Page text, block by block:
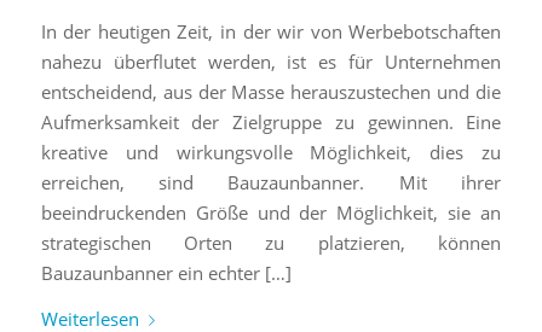
In der heutigen Zeit, in der wir von Werbebotschaften
nahezu überflutet werden, ist es für Unternehmen
entscheidend, aus der Masse herauszustechen und die
Aufmerksamkeit der Zielgruppe zu gewinnen. Eine
kreative und wirkungsvolle Möglichkeit, dies zu
erreichen, sind Bauzaunbanner. Mit ihrer
beeindruckenden Größe und der Möglichkeit, sie an
strategischen Orten zu platzieren, können
Bauzaunbanner ein echter […]
Weiterlesen